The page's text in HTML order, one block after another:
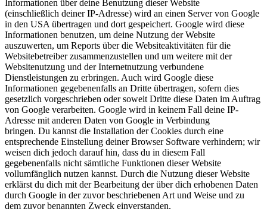
Informationen über deine Benutzung dieser Website
(einschließlich deiner IP-Adresse) wird an einen Server von Google
in den USA übertragen und dort gespeichert. Google wird diese
Informationen benutzen, um deine Nutzung der Website
auszuwerten, um Reports über die Websiteaktivitäten für die
Websitebetreiber zusammenzustellen und um weitere mit der
Websitenutzung und der Internetnutzung verbundene
Dienstleistungen zu erbringen. Auch wird Google diese
Informationen gegebenenfalls an Dritte übertragen, sofern dies
gesetzlich vorgeschrieben oder soweit Dritte diese Daten im Auftrag
von Google verarbeiten. Google wird in keinem Fall deine IP-
Adresse mit anderen Daten von Google in Verbindung
bringen. Du kannst die Installation der Cookies durch eine
entsprechende Einstellung deiner Browser Software verhindern; wir
weisen dich jedoch darauf hin, dass du in diesem Fall
gegebenenfalls nicht sämtliche Funktionen dieser Website
vollumfänglich nutzen kannst. Durch die Nutzung dieser Website
erklärst du dich mit der Bearbeitung der über dich erhobenen Daten
durch Google in der zuvor beschriebenen Art und Weise und zu
dem zuvor benannten Zweck einverstanden.